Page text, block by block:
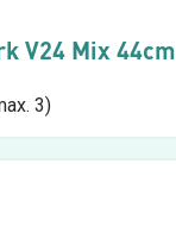
V24 Mix 44cm
3)